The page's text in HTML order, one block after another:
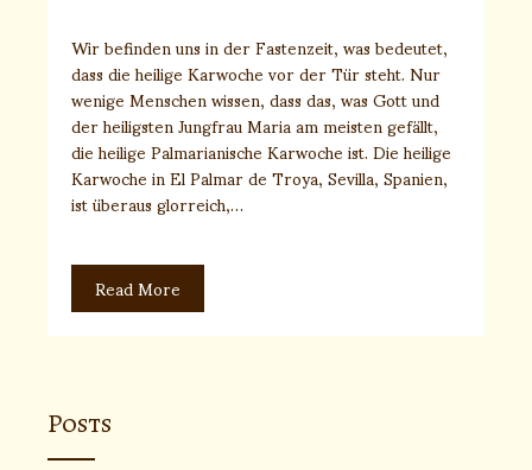
Wir befinden uns in der Fastenzeit, was bedeutet,
dass die heilige Karwoche vor der Tür steht. Nur
wenige Menschen wissen, dass das, was Gott und
der heiligsten Jungfrau Maria am meisten gefällt,
die heilige Palmarianische Karwoche ist. Die heilige
Karwoche in El Palmar de Troya, Sevilla, Spanien,
ist überaus glorreich,…
Read More
Posts